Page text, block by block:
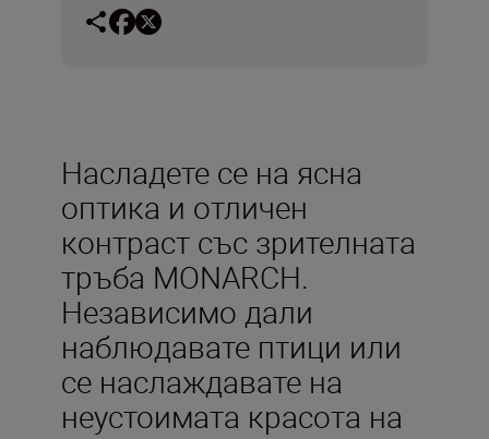
Насладете се на ясна
оптика и отличен
контраст със зрителната
тръба MONARCH.
Независимо дали
наблюдавате птици или
се наслаждавате на
неустоимата красота на